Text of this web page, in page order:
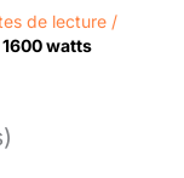
de lecture /
watts